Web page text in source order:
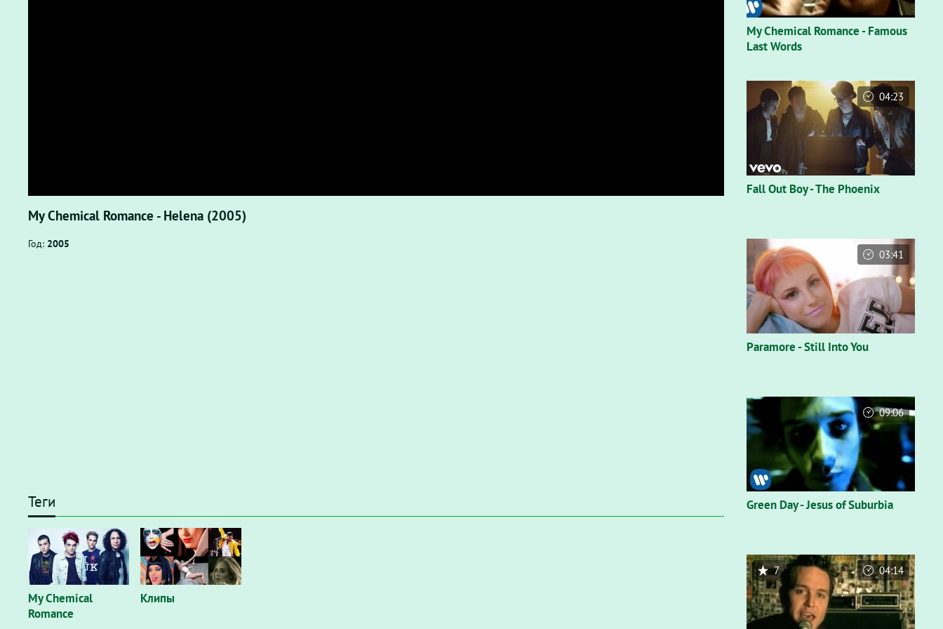
My Chemical Romance - Helena (2005)
Год: 2005
Теги
My Chemical
Romance
Клипы
My Chemical Romance - Famous
Last Words
Fall Out Boy - The Phoenix
04:23
Paramore - Still Into You
03:41
Green Day - Jesus of Suburbia
09:06
7 04:14